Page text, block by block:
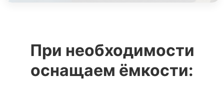
незаменимы в следующих ветвях промышленности:
для хранения и транспортировки дизтоплива,
продуктов нефтяной промышленности,
масляных эмульсий;
При необходимости
оснащаем ёмкости: